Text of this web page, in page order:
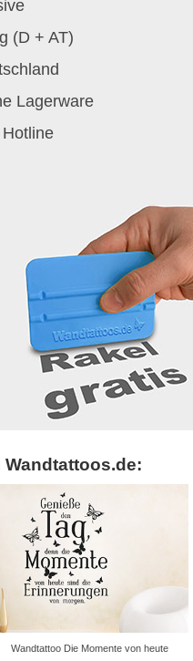
(D + AT)
Lagerware
Wandtattoo Die Momente von heute